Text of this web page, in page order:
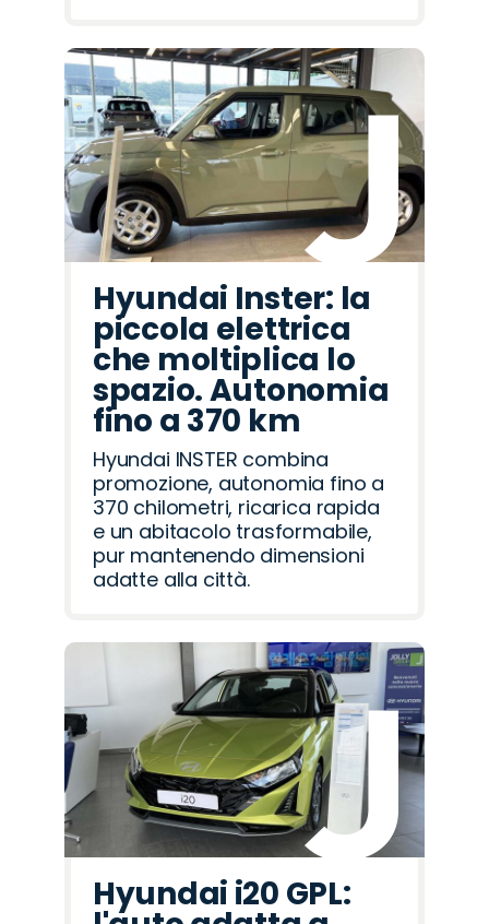
Hyundai Inster: la
piccola elettrica
che moltiplica lo
spazio. Autonomia
fino a 370 km
Hyundai INSTER combina
promozione, autonomia fino a
370 chilometri, ricarica rapida
e un abitacolo trasformabile,
pur mantenendo dimensioni
adatte alla città.
Hyundai i20 GPL: